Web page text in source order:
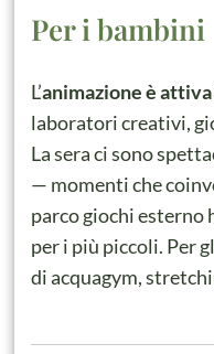
Per i bambini
L’animazione è
laboratori creativi,
La sera ci sono
— momenti che
parco giochi esterno
per i più piccoli. Per
di acquagym,